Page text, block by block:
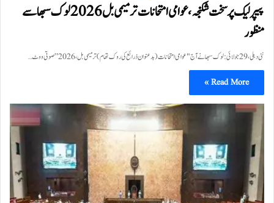
پیپر لیک پر سخت شکنجہ، عوامی امتحانات ترمیمی بل 2026 لوک سبھا سے
منظور
نئی دہلی، 29 جولائی: لوک سبھا نے آج "عوامی امتحانات (بدعنوان ذرائع کی روک تھام) ترمیمی بل، 2026” صوتی ووٹ…
Read More »